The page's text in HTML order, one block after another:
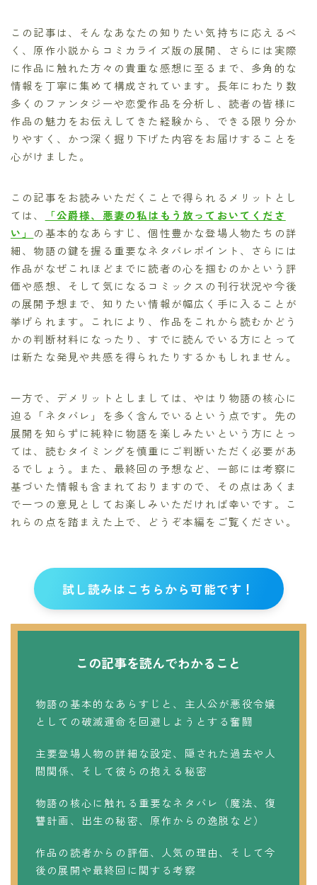
この記事は、そんなあなたの知りたい気持ちに応えるべ
く、原作小説からコミカライズ版の展開、さらには実際
に作品に触れた方々の貴重な感想に至るまで、多角的な
情報を丁寧に集めて構成されています。長年にわたり数
多くのファンタジーや恋愛作品を分析し、読者の皆様に
作品の魅力をお伝えしてきた経験から、できる限り分か
りやすく、かつ深く掘り下げた内容をお届けすることを
心がけました。
この記事をお読みいただくことで得られるメリットとし
ては、
「公爵様、悪妻の私はもう放っておいてくださ
い」 の基本的なあらすじ、個性豊かな登場人物たちの詳
細、物語の鍵を握る重要なネタバレポイント、さらには
作品がなぜこれほどまでに読者の心を掴むのかという評
価や感想、そして気になるコミックスの刊行状況や今後
の展開予想まで、知りたい情報が幅広く手に入ることが
挙げられます。これにより、作品をこれから読むかどう
かの判断材料になったり、すでに読んでいる方にとって
は新たな発見や共感を得られたりするかもしれません。
一方で、デメリットとしましては、やはり物語の核心に
迫る「ネタバレ」を多く含んでいるという点です。先の
展開を知らずに純粋に物語を楽しみたいという方にとっ
ては、読むタイミングを慎重にご判断いただく必要があ
るでしょう。また、最終回の予想など、一部には考察に
基づいた情報も含まれておりますので、その点はあくま
で一つの意見としてお楽しみいただければ幸いです。こ
れらの点を踏まえた上で、どうぞ本編をご覧ください。
試し読みはこちらから可能です！
この記事を読んでわかること
物語の基本的なあらすじと、主人公が悪役令嬢
としての破滅運命を回避しようとする奮闘
主要登場人物の詳細な設定、隠された過去や人
間関係、そして彼らの抱える秘密
物語の核心に触れる重要なネタバレ（魔法、復
讐計画、出生の秘密、原作からの逸脱など）
作品の読者からの評価、人気の理由、そして今
後の展開や最終回に関する考察